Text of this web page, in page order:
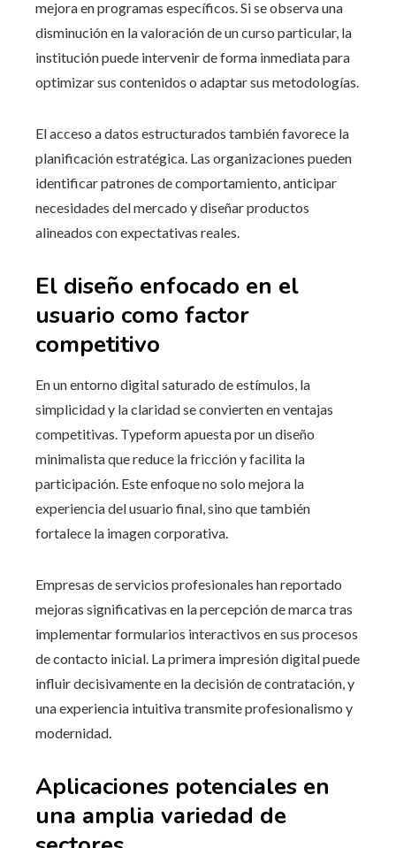
mejora en programas específicos. Si se observa una
disminución en la valoración de un curso particular, la
institución puede intervenir de forma inmediata para
optimizar sus contenidos o adaptar sus metodologías.
El acceso a datos estructurados también favorece la
planificación estratégica. Las organizaciones pueden
identificar patrones de comportamiento, anticipar
necesidades del mercado y diseñar productos
alineados con expectativas reales.
El diseño enfocado en el
usuario como factor
competitivo
En un entorno digital saturado de estímulos, la
simplicidad y la claridad se convierten en ventajas
competitivas. Typeform apuesta por un diseño
minimalista que reduce la fricción y facilita la
participación. Este enfoque no solo mejora la
experiencia del usuario final, sino que también
fortalece la imagen corporativa.
Empresas de servicios profesionales han reportado
mejoras significativas en la percepción de marca tras
implementar formularios interactivos en sus procesos
de contacto inicial. La primera impresión digital puede
influir decisivamente en la decisión de contratación, y
una experiencia intuitiva transmite profesionalismo y
modernidad.
Aplicaciones potenciales en
una amplia variedad de